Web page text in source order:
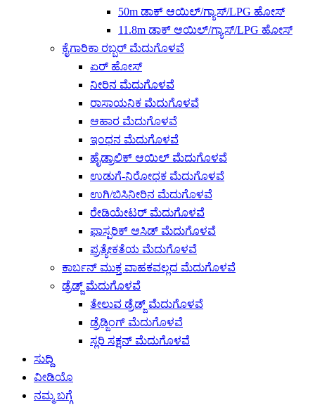
50m ಡಾಕ್ ಆಯಿಲ್/ಗ್ಯಾಸ್/LPG ಹೋಸ್
11.8m ಡಾಕ್ ಆಯಿಲ್/ಗ್ಯಾಸ್/LPG ಹೋಸ್
ಕೈಗಾರಿಕಾ ರಬ್ಬರ್ ಮೆದುಗೊಳವೆ
ಏರ್ ಹೋಸ್
ನೀರಿನ ಮೆದುಗೊಳವೆ
ರಾಸಾಯನಿಕ ಮೆದುಗೊಳವೆ
ಆಹಾರ ಮೆದುಗೊಳವೆ
ಇಂಧನ ಮೆದುಗೊಳವೆ
ಹೈಡ್ರಾಲಿಕ್ ಆಯಿಲ್ ಮೆದುಗೊಳವೆ
ಉಡುಗೆ-ನಿರೋಧಕ ಮೆದುಗೊಳವೆ
ಉಗಿ/ಬಿಸಿನೀರಿನ ಮೆದುಗೊಳವೆ
ರೇಡಿಯೇಟರ್ ಮೆದುಗೊಳವೆ
ಫಾಸ್ಪರಿಕ್ ಆಸಿಡ್ ಮೆದುಗೊಳವೆ
ಪ್ರತ್ಯೇಕತೆಯ ಮೆದುಗೊಳವೆ
ಕಾರ್ಬನ್ ಮುಕ್ತ ವಾಹಕವಲ್ಲದ ಮೆದುಗೊಳವೆ
ಡ್ರೆಡ್ಜ್ ಮೆದುಗೊಳವೆ
ತೇಲುವ ಡ್ರೆಡ್ಜ್ ಮೆದುಗೊಳವೆ
ಡ್ರೆಡ್ಜಿಂಗ್ ಮೆದುಗೊಳವೆ
ಸ್ಲರಿ ಸಕ್ಷನ್ ಮೆದುಗೊಳವೆ
ಸುದ್ದಿ
ವೀಡಿಯೊ
ನಮ್ಮ ಬಗ್ಗೆ